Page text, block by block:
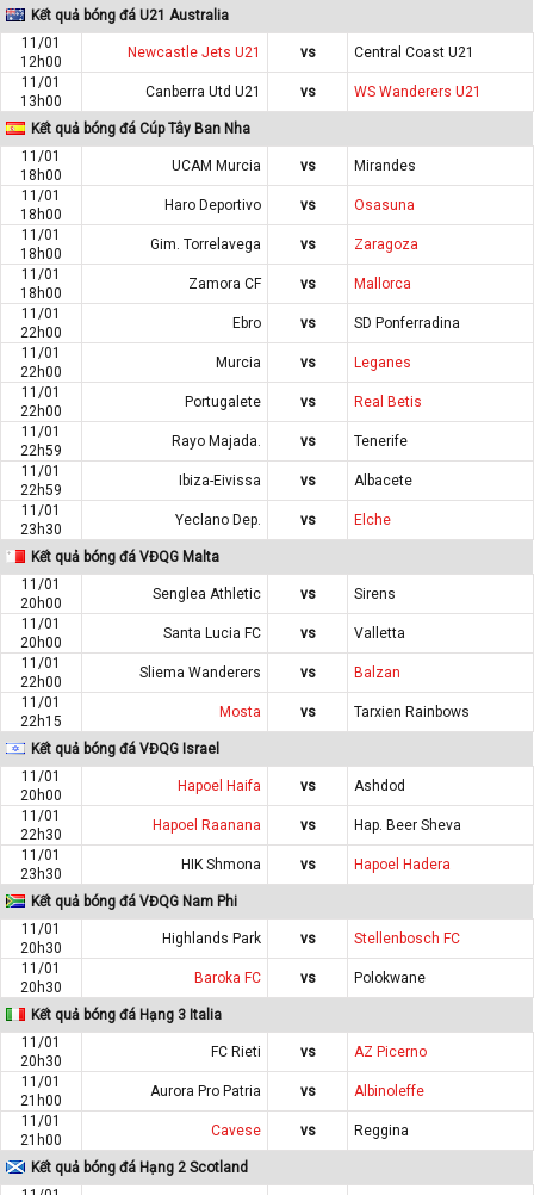
Kết quả bóng đá U21 Australia
11/01
12h00
Newcastle Jets U21 vs
Central Coast U21
11/01
13h00
Canberra Utd U21 vs WS Wanderers U21
Kết quả bóng đá Cúp Tây Ban Nha
11/01
18h00
UCAM Murcia vs
Mirandes
11/01
18h00
Haro Deportivo vs
Osasuna
11/01
18h00
Gim. Torrelavega vs
Zaragoza
11/01
18h00
Zamora CF vs
Mallorca
11/01
22h00
Ebro vs
SD Ponferradina
11/01
22h00
Murcia vs
Leganes
11/01
22h00
Portugalete vs
Real Betis
11/01
22h59
Rayo Majada. vs
Tenerife
11/01
22h59
Ibiza-Eivissa vs
Albacete
11/01
23h30
Yeclano Dep. vs Elche
Kết quả bóng đá VĐQG Malta
11/01
20h00
Senglea Athletic vs
Sirens
11/01
20h00
Santa Lucia FC vs
Valletta
11/01
22h00
Sliema Wanderers vs
Balzan
11/01
22h15
Mosta vs Tarxien Rainbows
Kết quả bóng đá VĐQG Israel
11/01
20h00
Hapoel Haifa vs
Ashdod
11/01
22h30
Hapoel Raanana vs
Hap. Beer Sheva
11/01
23h30
HIK Shmona vs Hapoel Hadera
Kết quả bóng đá VĐQG Nam Phi
11/01
20h30
Highlands Park vs
Stellenbosch FC
11/01
20h30
Baroka FC vs Polokwane
Kết quả bóng đá Hạng 3 Italia
11/01
20h30
FC Rieti vs
AZ Picerno
11/01
21h00
Aurora Pro Patria vs
Albinoleffe
11/01
21h00
Cavese vs Reggina
Kết quả bóng đá Hạng 2 Scotland